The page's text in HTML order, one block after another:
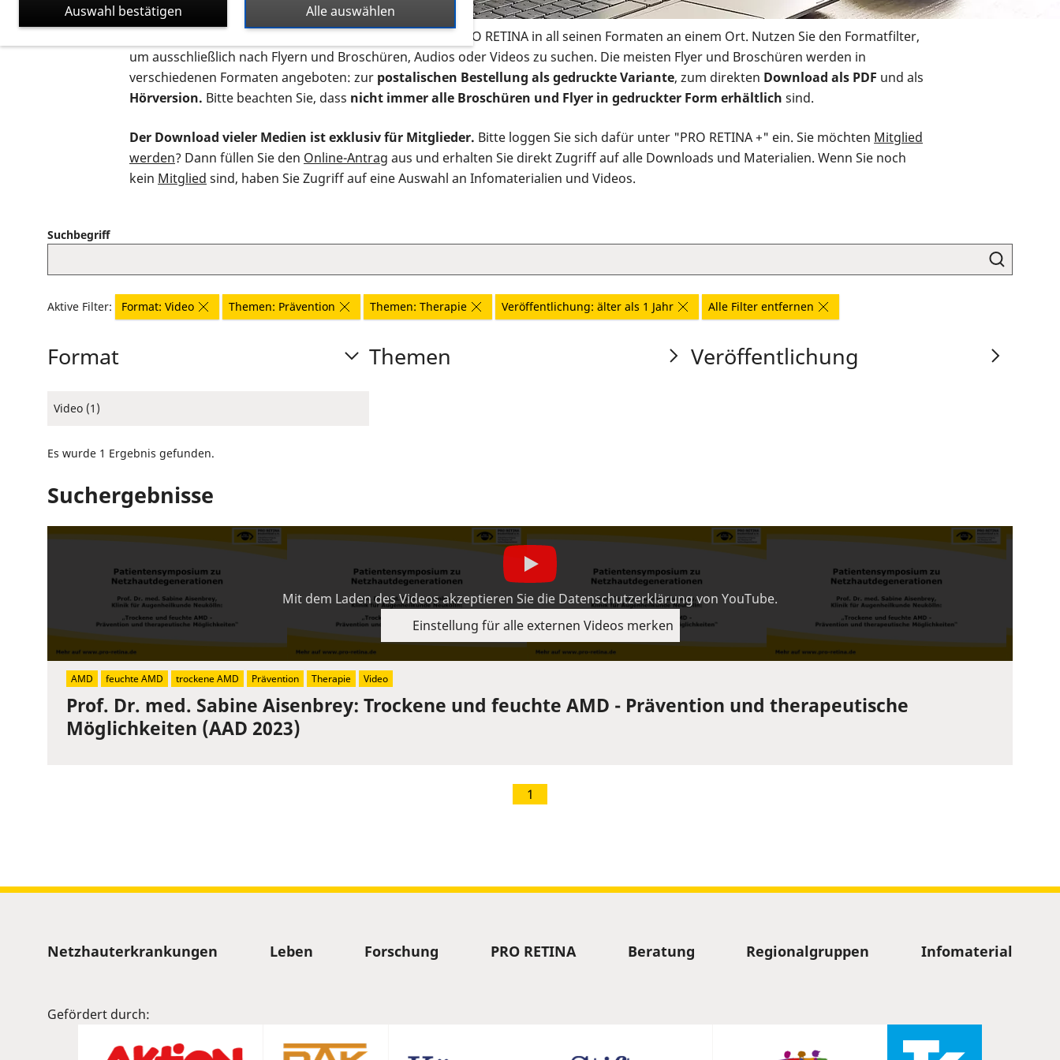
Auf dieser Seite finden Sie sämtliches Infomaterial der PRO RETINA in all seinen Formaten an einem Ort. Nutzen Sie den Formatfilter,
um ausschließlich nach Flyern und Broschüren, Audios oder Videos zu suchen. Die meisten Flyer und Broschüren werden in
verschiedenen Formaten angeboten: zur postalischen Bestellung als gedruckte Variante, zum direkten Download als PDF und als
Hörversion. Bitte beachten Sie, dass nicht immer alle Broschüren und Flyer in gedruckter Form erhältlich sind.
Der Download vieler Medien ist exklusiv für Mitglieder. Bitte loggen Sie sich dafür unter "PRO RETINA +" ein. Sie möchten Mitglied
werden? Dann füllen Sie den Online-Antrag aus und erhalten Sie direkt Zugriff auf alle Downloads und Materialien. Wenn Sie noch
kein Mitglied sind, haben Sie Zugriff auf eine Auswahl an Infomaterialien und Videos.
Suchbegriff
Aktive Filter: Format: Video Themen: Prävention Themen: Therapie Veröffentlichung: älter als 1 Jahr Alle Filter entfernen
Format
Video (1)
Themen Veröffentlichung
Es wurde 1 Ergebnis gefunden.
Suchergebnisse
Prof. Dr. med. Sabine Aisenbrey: Trockene und feuchte AMD - Prävention und therapeutische
Möglichkeiten (AAD 2023)
Mit dem Laden des Videos akzeptieren Sie die Datenschutzerklärung von YouTube.
Einstellung für alle externen Videos merken
AMD feuchte AMD trockene AMD Prävention Therapie Video
1
Sitemap
Netzhauterkrankungen Leben Forschung PRO RETINA Beratung Regionalgruppen Infomaterial
Gefördert durch:
Alle auswählen
Auswahl bestätigen